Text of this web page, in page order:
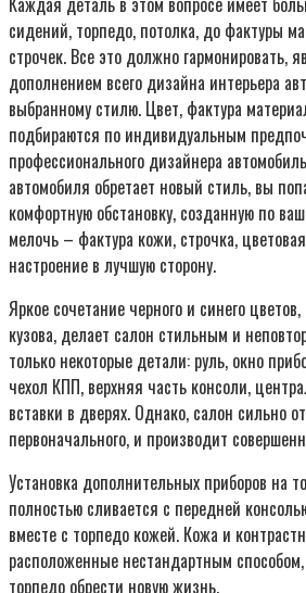
сидений, торпедо, потолка, до фактуры
строчек. Все это должно гармонировать,
дополнением всего дизайна интерьера
выбранному стилю. Цвет, фактура
подбираются по индивидуальным
профессионального дизайнера
автомобиля обретает новый стиль, вы
комфортную обстановку, созданную по
мелочь – фактура кожи, строчка,
настроение в лучшую сторону.
Яркое сочетание черного и синего
кузова, делает салон стильным и
только некоторые детали: руль, окно
чехол КПП, верхняя часть консоли,
вставки в дверях. Однако, салон сильно
первоначального, и производит
Установка дополнительных приборов на
полностью сливается с передней
вместе с торпедо кожей. Кожа и
расположенные нестандартным
торпедо обрести новую жизнь.